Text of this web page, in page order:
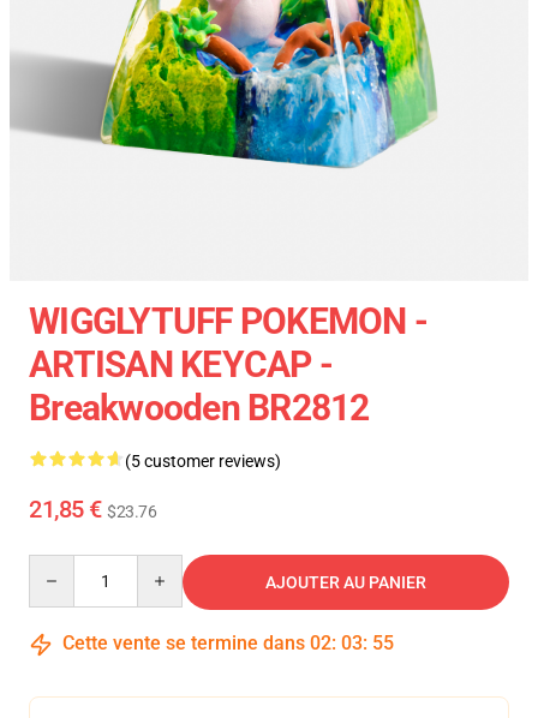
WIGGLYTUFF POKEMON -
ARTISAN KEYCAP -
Breakwooden BR2812
(5 customer reviews)
21,85 € $23.76
AJOUTER AU PANIER
Cette vente se termine dans 02: 03: 54